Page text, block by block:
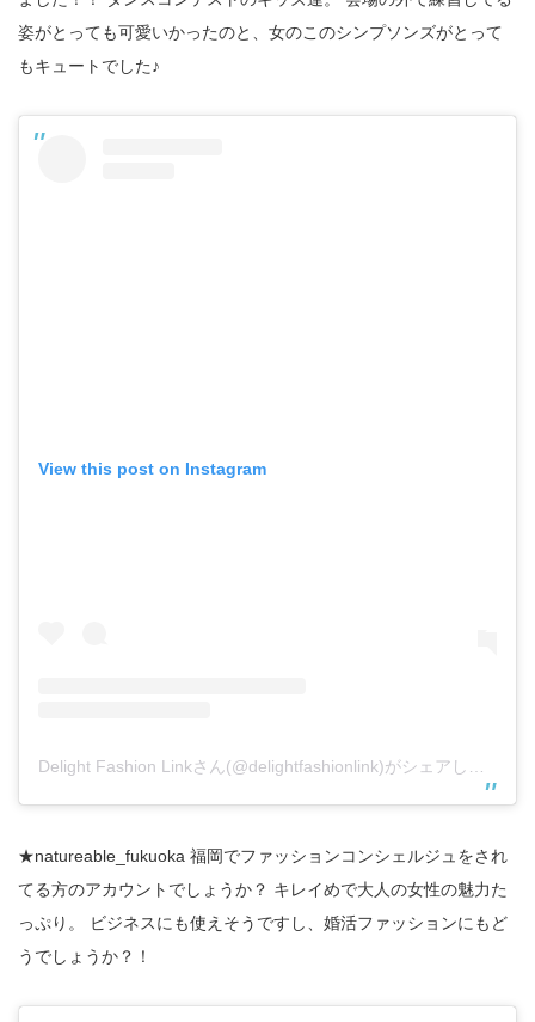
姿がとっても可愛いかったのと、女のこのシンプソンズがとって
もキュートでした♪
View this post on Instagram
★natureable_fukuoka 福岡でファッションコンシェルジュをされ
てる方のアカウントでしょうか？ キレイめで大人の女性の魅力た
っぷり。 ビジネスにも使えそうですし、婚活ファッションにもど
うでしょうか？！